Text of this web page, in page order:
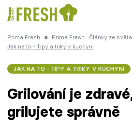
Trendy: Kuře Polévky k večeři
Česká kuchyně Čokoláda
Prima Fresh ■ Prima Fresh
Články ze
Jak na to - Tipy a triky v kuchyni
JAK NA TO - TIPY A TRIKY V KUCHYNI
Grilování je
grilujete správně